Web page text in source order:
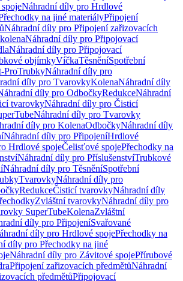
Náhradní díly pro Hrdlové
na jiné materiályPřipojení
Náhradní díly pro Připojení zařizovacích
Náhradní díly pro Připojovací
Náhradní díly pro Připojovací
objímkyVíčkaTěsněníSpotřební
ProTrubkyNáhradní díly pro
díly pro TvarovkyKolenaNáhradní díly
díly pro OdbočkyRedukceNáhradní
tvarovkyNáhradní díly pro Čisticí
Náhradní díly pro Tvarovky
díly pro KolenaOdbočkyNáhradní díly
Náhradní díly pro PřipojeníHrdlové
Hrdlové spojeČelisťové spojePřechodky na
Náhradní díly pro PříslušenstvíTrubkové
Náhradní díly pro TěsněníSpotřební
TvarovkyNáhradní díly pro
RedukceČisticí tvarovkyNáhradní díly
Zvláštní tvarovkyNáhradní díly pro
SuperTubeKolenaZvláštní
díly pro PřipojeníSvařované
díly pro Hrdlové spojePřechodky na
díly pro Přechodky na jiné
Náhradní díly pro Závitové spojePřírubové
Připojení zařizovacích předmětůNáhradní
předmětůPřipojovací